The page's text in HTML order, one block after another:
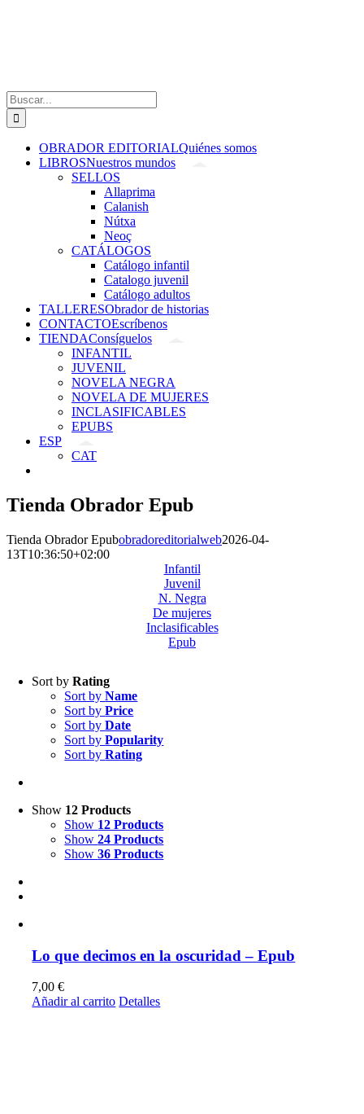
Buscar:
OBRADOR EDITORIALQuiénes somos
LIBROSNuestros mundos
SELLOS
Allaprima
Calanish
Nútxa
Neoç
CATÁLOGOS
Catálogo infantil
Catalogo juvenil
Catálogo adultos
TALLERESObrador de historias
CONTACTOEscríbenos
TIENDAConsíguelos
INFANTIL
JUVENIL
NOVELA NEGRA
NOVELA DE MUJERES
INCLASIFICABLES
EPUBS
ESP
CAT
Tienda Obrador Epub
Tienda Obrador Epubobradoreditorialweb2026-04-
13T10:36:50+02:00
Infantil
Juvenil
N. Negra
De mujeres
Inclasificables
Epub
Sort byRating
Sort byName
Sort byPrice
Sort byDate
Sort byPopularity
Sort byRating
Show 12 Products
Show 12 Products
Show24 Products
Show36 Products
Lo que decimos en la oscuridad – Epub
7,00€
Añadir al carrito Detalles